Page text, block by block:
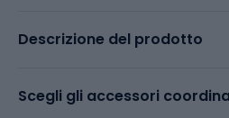
Descrizione del prodotto
Scegli gli accessori